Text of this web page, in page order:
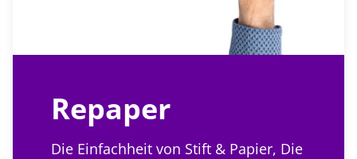
Repaper
Die Einfachheit von Stift & Papier, Die